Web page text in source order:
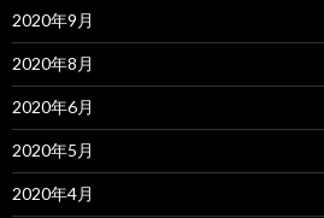
2020年9月
2020年8月
2020年6月
2020年5月
2020年4月